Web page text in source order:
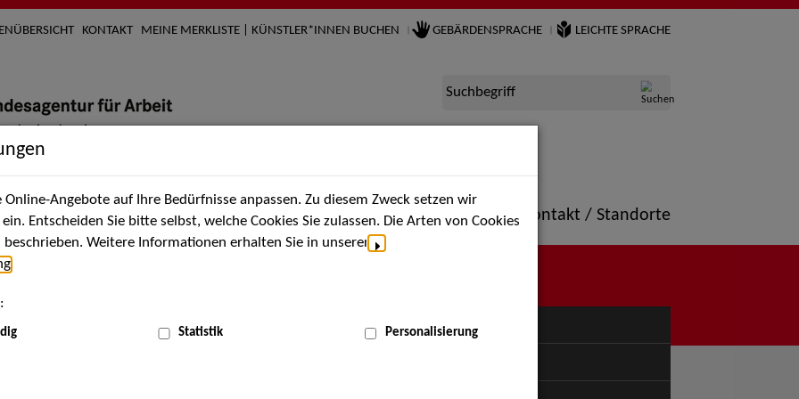
KONTAKT MEINE MERKLISTE | KÜNSTLER*INNEN BUCHEN GEBÄRDENSPRACHE LEICHTE SPRACHE
Suchbegriff
Künstler*innen Über uns Aktuelles Termine Portfolio Kontakt / Standorte
MENÜ
Angebote auf Ihre Bedürfnisse anpassen. Zu diesem Zweck setzen wir
Entscheiden Sie bitte selbst, welche Cookies Sie zulassen. Die Arten von Cookies
Weitere Informationen erhalten Sie in unserer
Statistik Personalisierung